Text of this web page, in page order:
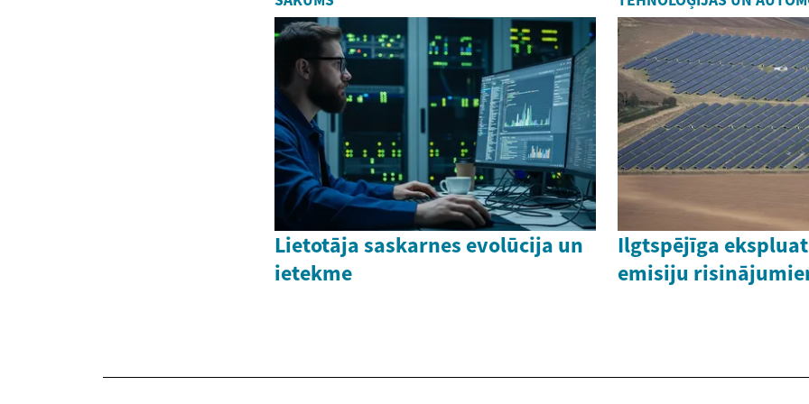
Lietotāja saskarnes evolūcija un
ietekme
Ilgtspējīga
emisiju